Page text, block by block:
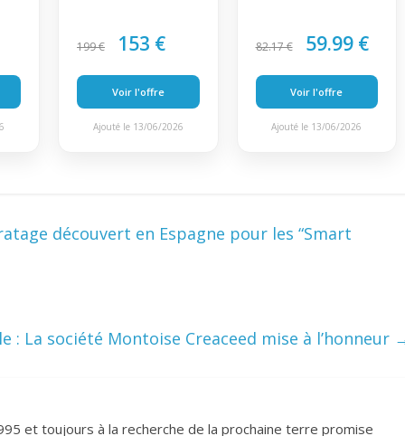
199 € 153 €
Voir l'offre
Ajouté le 13/06/2026
82.17 € 59.99 €
Voir l'offre
Ajouté le 13/06/2026
découvert en Espagne pour les “Smart
: La société Montoise Creaceed mise à l’honneur
et toujours à la recherche de la prochaine terre promise